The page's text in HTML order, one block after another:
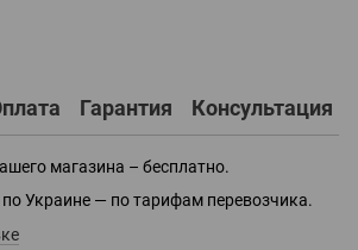
Гарантия Консультация
магазина – бесплатно.
Украине — по тарифам перевозчика.